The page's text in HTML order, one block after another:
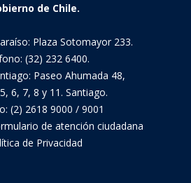
de Chile.
Plaza Sotomayor 233.
(32) 232 6400.
Paseo Ahumada 48,
6, 7, 8 y 11. Santiago.
(2) 2618 9000 / 9001
de atención ciudadana
de Privacidad